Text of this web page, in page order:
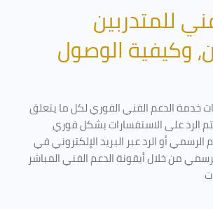
للمتدربين
وكيفية الوصول
خدمة الدعم الفني الفوري لكل ما يتعلق
الرد على الاستفسارات بشكل فوري
أو الرد عبر البريد الإلكتروني في
من خلال أيقونة الدعم الفني المباشر